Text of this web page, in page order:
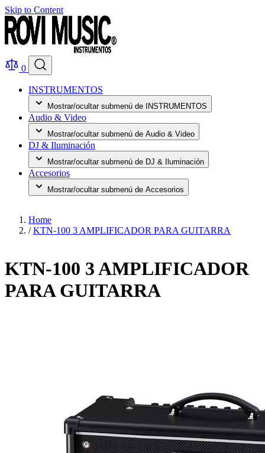
Skip to Content
0
INSTRUMENTOS
Mostrar/ocultar submenú de INSTRUMENTOS
Audio & Video
Mostrar/ocultar submenú de Audio & Video
DJ & Iluminación
Mostrar/ocultar submenú de DJ & Iluminación
Accesorios
Mostrar/ocultar submenú de Accesorios
Home
/ KTN-100 3 AMPLIFICADOR PARA GUITARRA
KTN-100 3 AMPLIFICADOR
PARA GUITARRA